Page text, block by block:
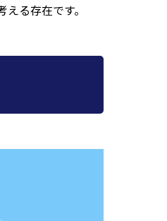
る存在です。